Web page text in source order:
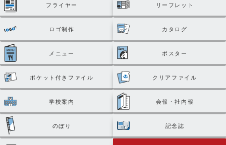
フライヤー リーフレット
ロゴ制作 カタログ
メニュー ポスター
ポケット付きファイル クリアファイル
学校案内 会報・社内報
のぼり 記念誌